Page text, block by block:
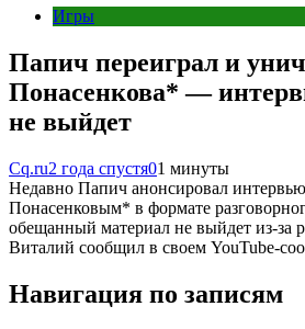
Игры
Папич переиграл и
Понасенкова* —
не выйдет
Cq.ru2 года спустя01 минуты
Недавно Папич анонсировал
Понасенковым* в формате
обещанный материал не выйдет из-за
Виталий сообщил в своем YouTube-
Навигация по записям